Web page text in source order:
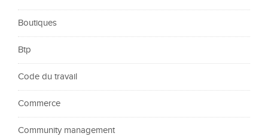
Boutiques
Btp
Code du travail
Commerce
Community management